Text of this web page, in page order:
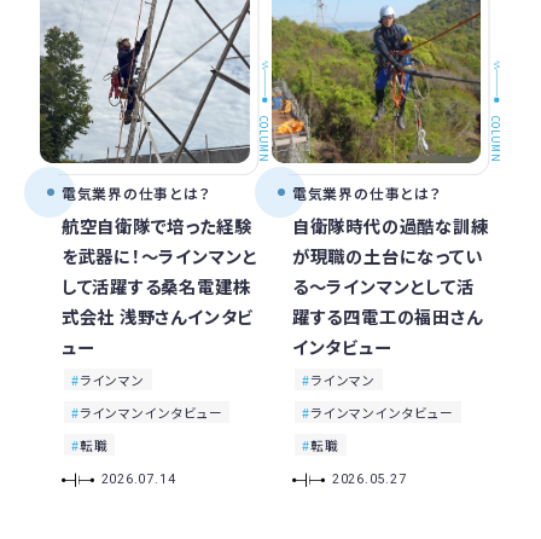
COLUMN
電気業界の仕事とは？
航空自衛隊で培った経験
を武器に！〜ラインマンと
して活躍する桑名電建株
式会社 浅野さんインタビ
ュー
ラインマン
ラインマンインタビュー
転職
2026.07.14
COLUMN
電気業界の仕事とは？
自衛隊時代の過酷な訓練
が現職の土台になってい
る〜ラインマンとして活
躍する四電工の福田さん
インタビュー
ラインマン
ラインマンインタビュー
転職
2026.05.27